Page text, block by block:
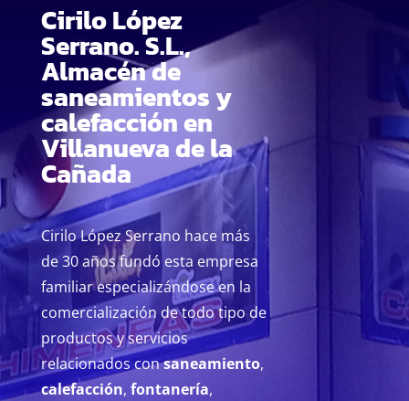
Cirilo López
Serrano. S.L.,
Almacén de
saneamientos y
calefacción en
Villanueva de la
Cañada
Cirilo López Serrano hace más
de 30 años fundó esta empresa
familiar especializándose en la
comercialización de todo tipo de
productos y servicios
relacionados consaneamiento,
calefacción, fontanería,